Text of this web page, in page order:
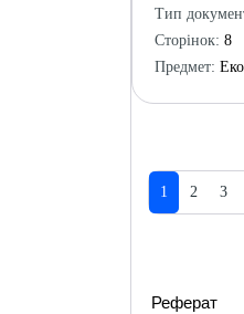
Тип
Сторінок: 8
Предмет:
1 2 3
Реферат